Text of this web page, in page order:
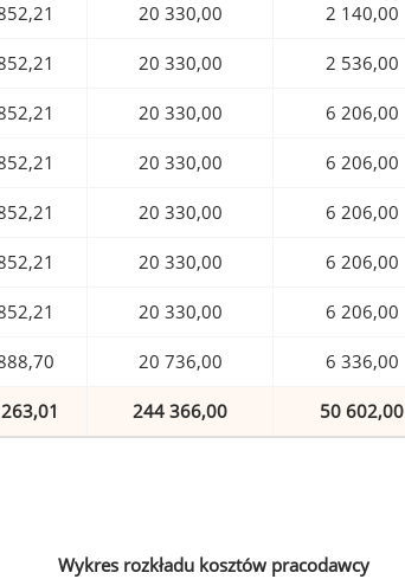
20 330,00 2 140,00
20 330,00 2 536,00
20 330,00 6 206,00
20 330,00 6 206,00
20 330,00 6 206,00
20 330,00 6 206,00
20 330,00 6 206,00
20 736,00 6 336,00
244 366,00 50 602,00
Wykres rozkładu kosztów pracodawcy